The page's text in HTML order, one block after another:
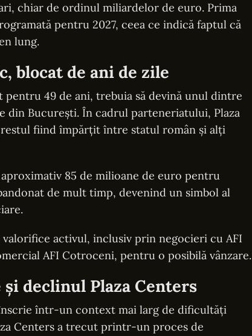
chiar de ordinul miliardelor de euro. Prima
pentru 2027, ceea ce indică faptul că
lung.
blocat de ani de zile
pentru 49 de ani, trebuia să devină unul dintre
din București. În cadrul parteneriatului, Plaza
fiind împărțit între statul român și alți
85 de milioane de euro pentru
de mult timp, devenind un simbol al
activul, inclusiv prin negocieri cu AFI
AFI Cotroceni, pentru o posibilă vânzare.
declinul Plaza Centers
într-un context mai larg de dificultăți
Centers a trecut printr-un proces de